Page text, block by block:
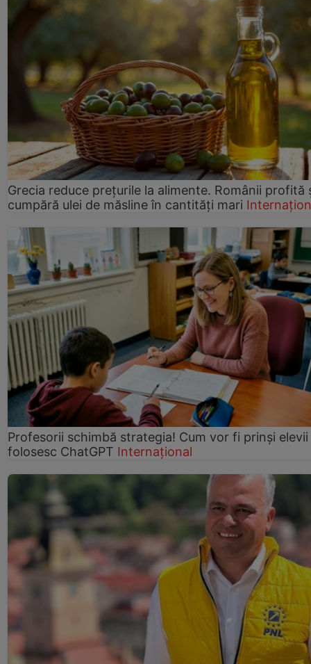
Grecia reduce prețurile la alimente. Românii profită
cumpără ulei de măsline în cantități mari
Profesorii schimbă strategia! Cum vor fi prinși elevii
folosesc ChatGPT Internațional